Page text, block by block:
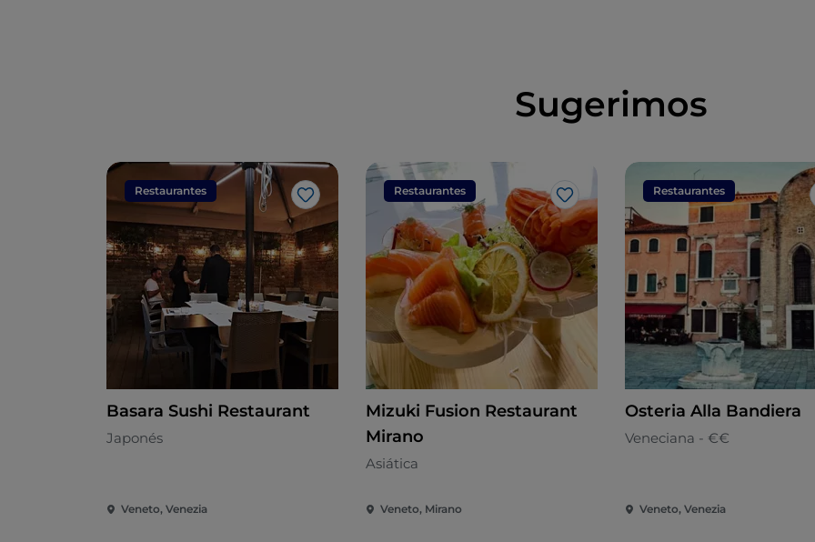
Sugerimos
Restaurantes
Me gusta
Basara Sushi Restaurant
Japonés
Veneto, Venezia
Restaurantes
Me gusta
Mizuki Fusion Restaurant
Mirano
Asiática
Veneto, Mirano
Restaurantes
Osteria Alla Bandiera
Veneciana - €€
Veneto, Venezia